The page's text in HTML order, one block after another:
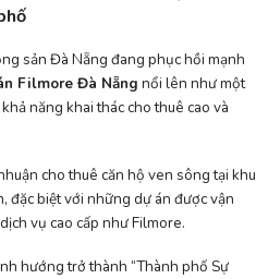
sản Đà Nẵng đang phục hồi mạnh
Filmore Đà Nẵng nổi lên như một
năng khai thác cho thuê cao và
cho thuê căn hộ ven sông tại khu
đặc biệt với những dự án được vận
vụ cao cấp như Filmore.
hướng trở thành “Thành phố Sự